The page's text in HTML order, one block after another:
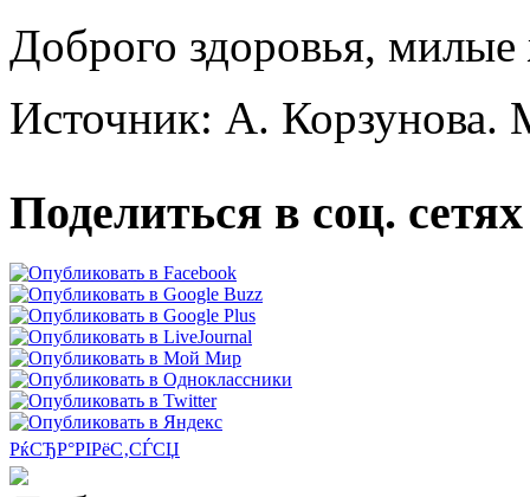
Доброго здоровья,
Источник: А. Корзунова.
Поделиться в соц. сетях
РќСЂР°РІРёС‚СЃСЏ